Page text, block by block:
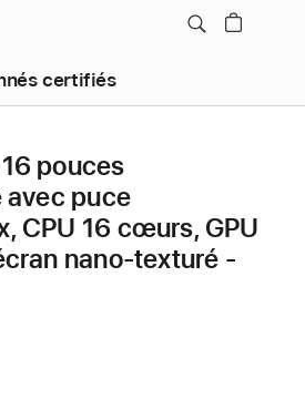
certifiés
pouces
avec puce
CPU 16 cœurs, GPU
nano-texturé -